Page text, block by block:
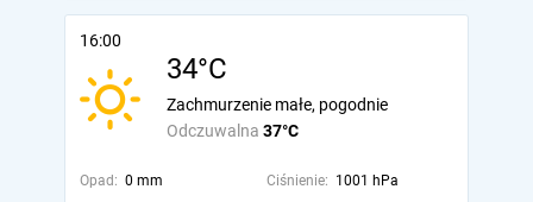
16:00
34°C
Odczuwalna 37°C
Zachmurzenie małe, pogodnie
Opad: 0 mm Ciśnienie: 1001 hPa